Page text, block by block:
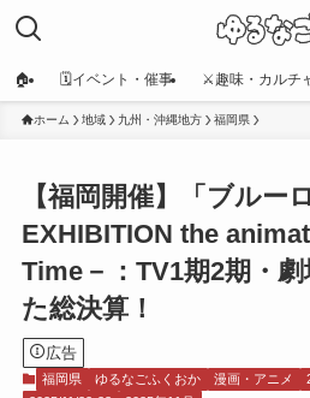
🏠 🗓️イベント・催事 ⚔️趣味・カルチ
ホーム 地域 九州・沖縄地方 福岡県
【福岡開催】「ブルー
EXHIBITION the
Time－：TV1期2期・
た総決算！
広告
福岡県 ゆるなごふくおか 漫画・アニメ